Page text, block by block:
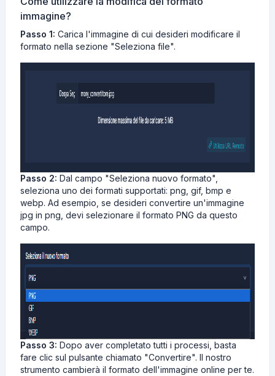
immagine?
Passo 1: Carica l'immagine di cui desideri modificare il
formato nella sezione "Seleziona file".
Passo 2: Dal campo "Seleziona nuovo formato",
seleziona uno dei formati supportati: png, gif, bmp e
webp. Ad esempio, se desideri convertire un'immagine
jpg in png, devi selezionare il formato PNG da questo
campo.
Passo 3: Dopo aver completato tutti i processi, basta
fare clic sul pulsante chiamato "Convertire". Il nostro
strumento cambierà il formato dell'immagine online per te.